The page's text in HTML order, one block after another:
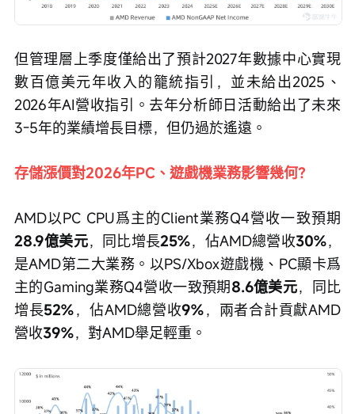
但管理層上季度僅給出了預計2027年數據中心實現
數百億美元年收入的籠統指引，並未給出2025、
2026年AI營收指引。去年分析師日活動給出了未來
3-5年的業績增長目標，但仍過於遙遠。
存儲漲價對2026年PC、遊戲機業務影響幾何？
AMD以PC CPU爲主的Client業務Q4營收一致預期
28.9億美元，同比增長25%，佔AMD總營收30%，
是AMD第二大業務。以PS/Xbox遊戲機、PC顯卡爲
主的Gaming業務Q4營收一致預期8.6億美元，同比
增長52%，佔AMD總營收9%，兩者合計貢獻AMD
營收39%，對AMD舉足輕重。